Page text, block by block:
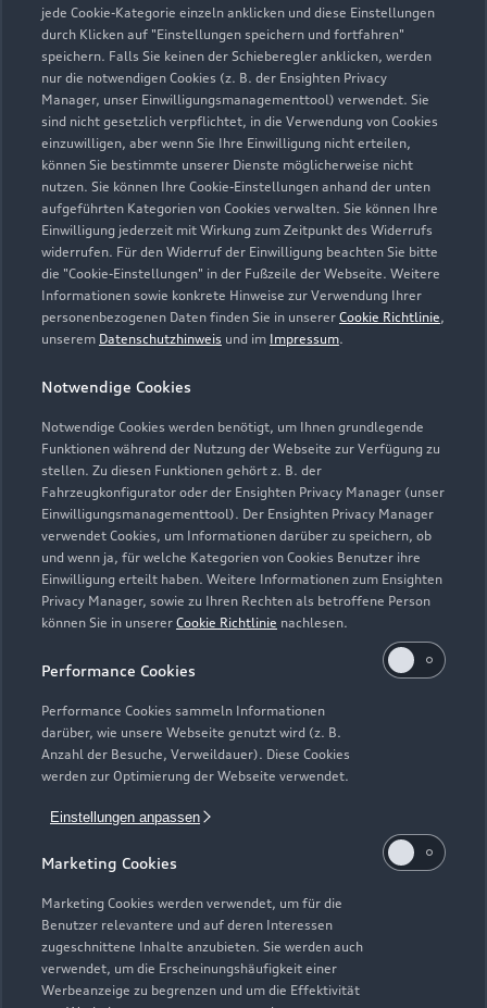
jede Cookie-Kategorie einzeln anklicken und diese Einstellungen
durch Klicken auf "Einstellungen speichern und fortfahren"
speichern. Falls Sie keinen der Schieberegler anklicken, werden
nur die notwendigen Cookies (z. B. der Ensighten Privacy
Manager, unser Einwilligungsmanagementtool) verwendet. Sie
sind nicht gesetzlich verpflichtet, in die Verwendung von Cookies
einzuwilligen, aber wenn Sie Ihre Einwilligung nicht erteilen,
können Sie bestimmte unserer Dienste möglicherweise nicht
nutzen. Sie können Ihre Cookie-Einstellungen anhand der unten
aufgeführten Kategorien von Cookies verwalten. Sie können Ihre
Einwilligung jederzeit mit Wirkung zum Zeitpunkt des Widerrufs
widerrufen. Für den Widerruf der Einwilligung beachten Sie bitte
die "Cookie-Einstellungen" in der Fußzeile der Webseite. Weitere
Informationen sowie konkrete Hinweise zur Verwendung Ihrer
personenbezogenen Daten finden Sie in unserer Cookie Richtlinie,
unserem Datenschutzhinweis und im Impressum.
Notwendige Cookies
Notwendige Cookies werden benötigt, um Ihnen grundlegende
Funktionen während der Nutzung der Webseite zur Verfügung zu
stellen. Zu diesen Funktionen gehört z. B. der
Fahrzeugkonfigurator oder der Ensighten Privacy Manager (unser
Einwilligungsmanagementtool). Der Ensighten Privacy Manager
verwendet Cookies, um Informationen darüber zu speichern, ob
und wenn ja, für welche Kategorien von Cookies Benutzer ihre
Einwilligung erteilt haben. Weitere Informationen zum Ensighten
Privacy Manager, sowie zu Ihren Rechten als betroffene Person
können Sie in unserer Cookie Richtlinie nachlesen.
Performance Cookies
Performance Cookies sammeln Informationen
darüber, wie unsere Webseite genutzt wird (z. B.
Anzahl der Besuche, Verweildauer). Diese Cookies
werden zur Optimierung der Webseite verwendet.
Einstellungen anpassen
Marketing Cookies
Marketing Cookies werden verwendet, um für die
Benutzer relevantere und auf deren Interessen
zugeschnittene Inhalte anzubieten. Sie werden auch
verwendet, um die Erscheinungshäufigkeit einer
Werbeanzeige zu begrenzen und um die Effektivität
Zur Inspektion
Zur Reparatur
Zurück nach oben
Modelle
Elektromodelle
Plug-in-Hybride
Neuwagensuche
Gebrauchtwagensuche
Geschäftskunden
Service & Zubehör
Saisonale Angebote
Audi Services
Garantie
Audi digital services
myAudi
Support
Audi Code
Häufige Fragen (FAQ)
Über Audi
Unternehmen
Karriere
Investor Relations